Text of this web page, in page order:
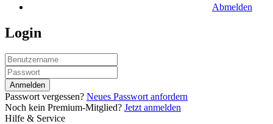
Abmelden
Login
Anmelden
Passwort vergessen? Neues Passwort anfordern
Noch kein Premium-Mitglied? Jetzt anmelden
Hilfe & Service